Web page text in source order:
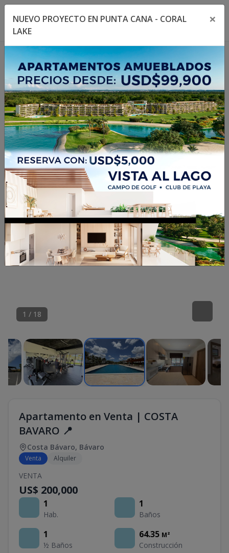
Toggle navigation menu
1 / 18
Apartamento en Venta | COSTA
BAVARO 📍
Costa Bávaro, Bávaro
Venta Alquiler
VENTA
US$ 200,000
1
Hab.
1
Baños
1
½ Baños
64.35 M²
Construcción
NUEVO PROYECTO EN PUNTA CANA - CORAL
LAKE
×